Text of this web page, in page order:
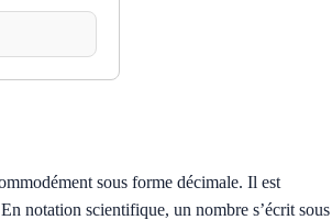
sous forme décimale. Il est
notation scientifique, un nombre s’écrit sous